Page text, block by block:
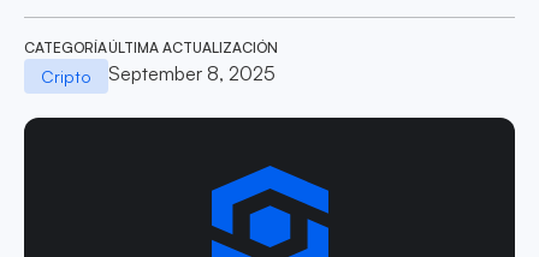
CATEGORÍA
Cripto
ÚLTIMA ACTUALIZACIÓN
September 8, 2025